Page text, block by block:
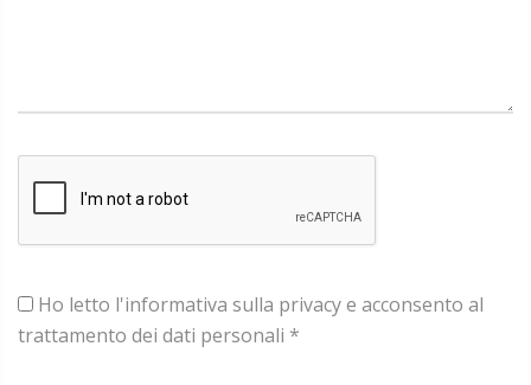
Ho letto l'informativa sulla privacy e acconsento al
trattamento dei dati personali *